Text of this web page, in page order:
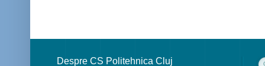
Despre CS Politehnica Cluj